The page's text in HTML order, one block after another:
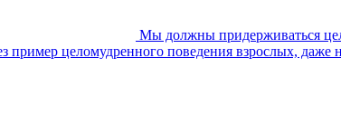
Мы должны придерживаться
пример целомудренного поведения взрослых, даже